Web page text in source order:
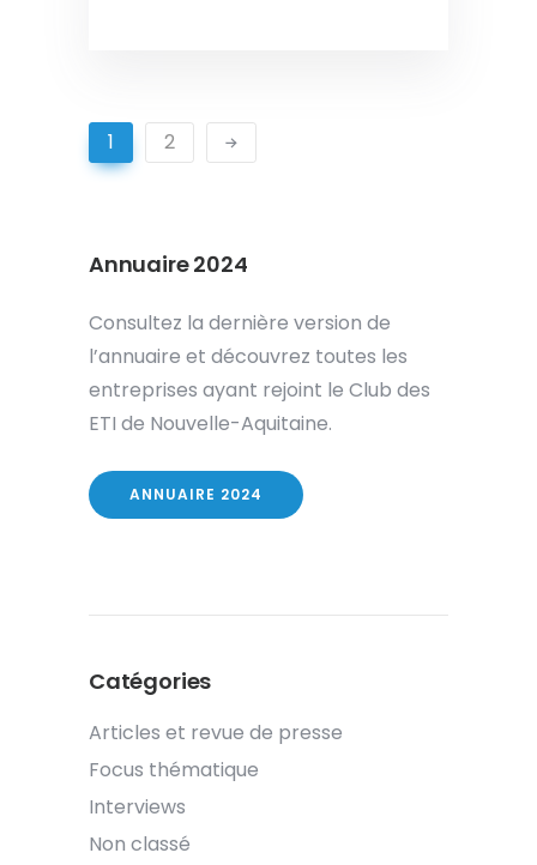
1 2
Annuaire 2024
Consultez la dernière version de
l’annuaire et découvrez toutes les
entreprises ayant rejoint le Club des
ETI de Nouvelle-Aquitaine.
ANNUAIRE 2024
Catégories
Articles et revue de presse
Focus thématique
Interviews
Non classé